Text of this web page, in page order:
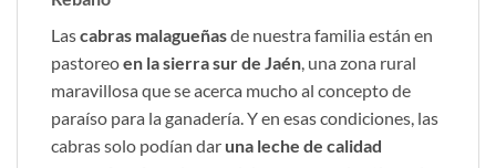
Lascabras malagueñasde nuestra familia están en
pastoreoen la sierra sur de Jaén, una zona rural
maravillosa que se acerca mucho al concepto de
paraíso para la ganadería. Y en esas condiciones, las
cabras solo podían dar una leche de calidad